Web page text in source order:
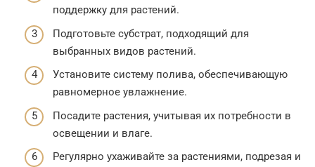
поддержку для растений.
Подготовьте субстрат, подходящий для
выбранных видов растений.
Установите систему полива, обеспечивающую
равномерное увлажнение.
Посадите растения, учитывая их потребности в
освещении и влаге.
Регулярно ухаживайте за растениями, подрезая и